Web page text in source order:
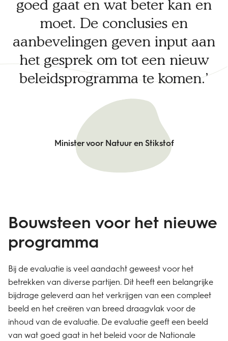
goed gaat en wat beter kan en
moet. De conclusies en
aanbevelingen geven input aan
het gesprek om tot een nieuw
beleidsprogramma te komen.
Minister voor Natuur en Stikstof
Bouwsteen voor het nieuwe
programma
Bij de evaluatie is veel aandacht geweest voor het
betrekken van diverse partijen. Dit heeft een belangrijke
bijdrage geleverd aan het verkrijgen van een compleet
beeld en het creëren van breed draagvlak voor de
inhoud van de evaluatie. De evaluatie geeft een beeld
van wat goed gaat in het beleid voor de Nationale